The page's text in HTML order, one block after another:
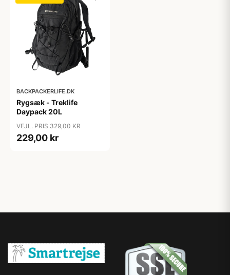
BACKPACKERLIFE.DK
Rygsæk - Treklife
Daypack 20L
VEJL. PRIS 329,00 KR
229,00 kr